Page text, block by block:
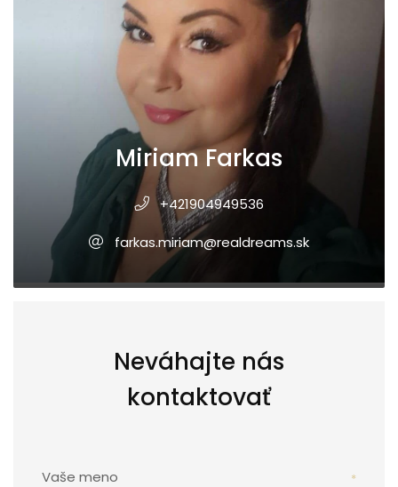
Miriam Farkas
+421904949536
farkas.miriam@realdreams.sk
Neváhajte nás
kontaktovať
Vaše meno